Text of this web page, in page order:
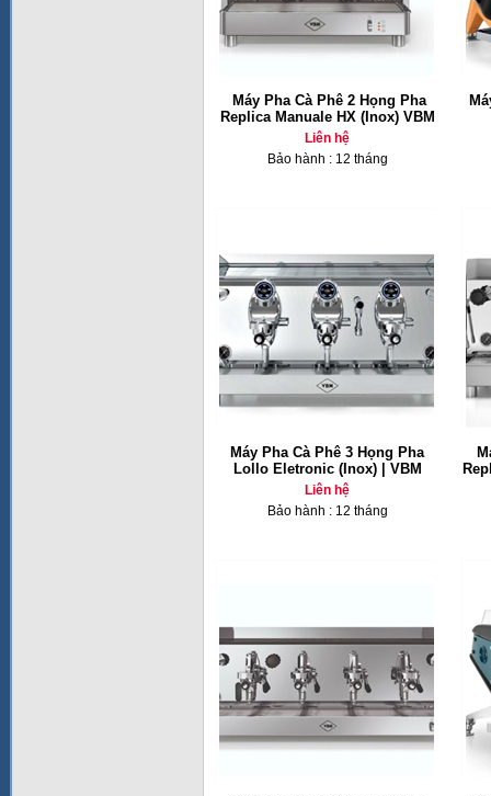
Máy Pha Cà Phê 2 Họng Pha
Replica Manuale HX (Inox) VBM
Liên hệ
Bảo hành : 12 tháng
Máy Pha Cà Phê 3 Họng Pha
Lollo Eletronic (Inox) | VBM
Liên hệ
Bảo hành : 12 tháng